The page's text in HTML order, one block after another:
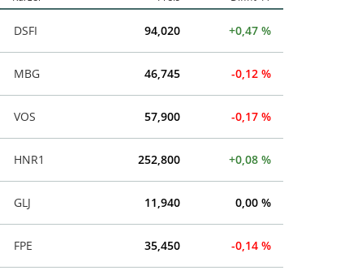
DSFI 94,020 +0,47 %
MBG 46,745 -0,12 %
VOS 57,900 -0,17 %
HNR1 252,800 +0,08 %
GLJ 11,940 0,00 %
FPE 35,450 -0,14 %